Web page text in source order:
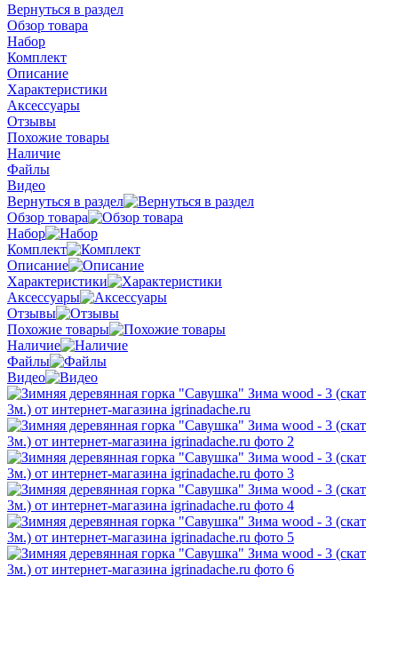
Вернуться в раздел
Обзор товара
Набор
Комплект
Описание
Характеристики
Аксессуары
Отзывы
Похожие товары
Наличие
Файлы
Видео
Вернуться в раздел
Обзор товара
Набор
Комплект
Описание
Характеристики
Аксессуары
Отзывы
Похожие товары
Наличие
Файлы
Видео